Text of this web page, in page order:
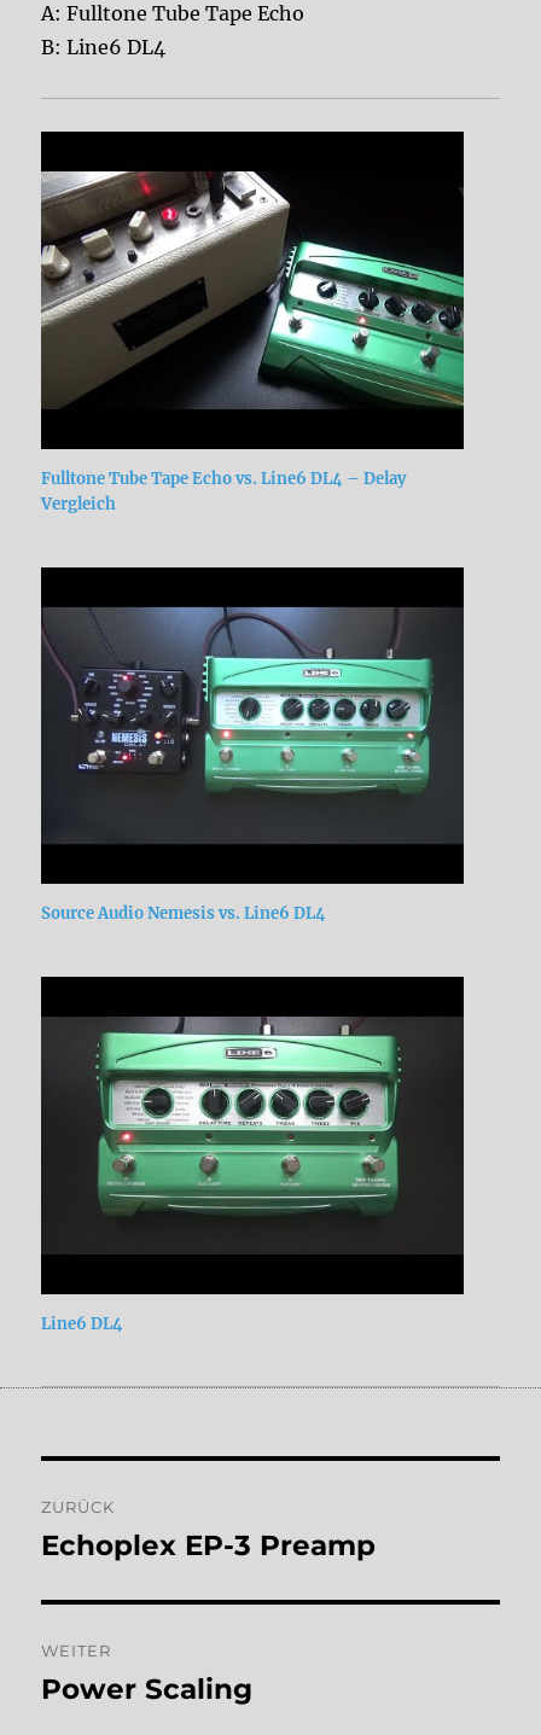
A: Fulltone Tube Tape Echo
B: Line6 DL4
Fulltone Tube Tape Echo vs. Line6 DL4 – Delay
Vergleich
Source Audio Nemesis vs. Line6 DL4
Line6 DL4
ZURÜCK
Vorheriger
Echoplex EP-3 Preamp
WEITER
Nächster
Power Scaling